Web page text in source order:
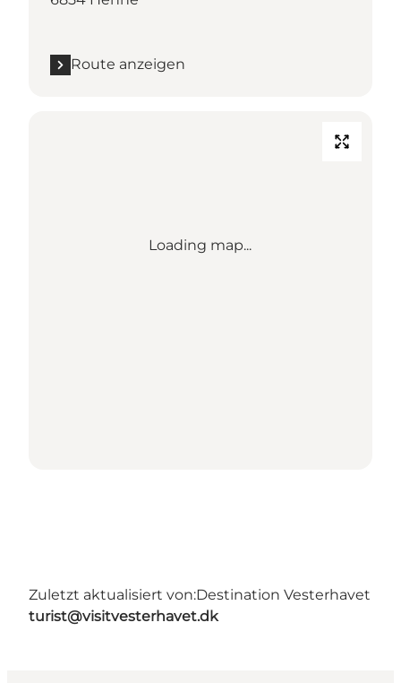
Route anzeigen
Loading map...
Zuletzt aktualisiert von:Destination Vesterhavet
turist@visitvesterhavet.dk